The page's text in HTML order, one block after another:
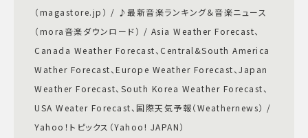
（magastore.jp） / ♪最新音楽ランキング＆音楽ニュース
（mora音楽ダウンロード） / Asia Weather Forecast、
Canada Weather Forecast、Central&South America
Wather Forecast、Europe Weather Forecast、Japan
Weather Forecast、South Korea Weather Forecast、
USA Weater Forecast、国際天気予報（Weathernews） /
Yahoo！トピックス（Yahoo! JAPAN）